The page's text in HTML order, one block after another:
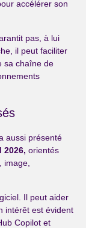
accélérer son
pas, à lui
il peut faciliter
sa chaîne de
aussi présenté
2026, orientés
image,
Il peut aider
intérêt est évident
Copilot et